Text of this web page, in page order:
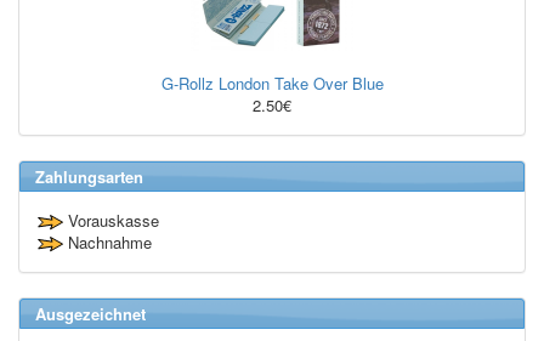
G-Rollz London Take Over Blue
2.50€
Zahlungsarten
Vorauskasse
Nachnahme
Ausgezeichnet